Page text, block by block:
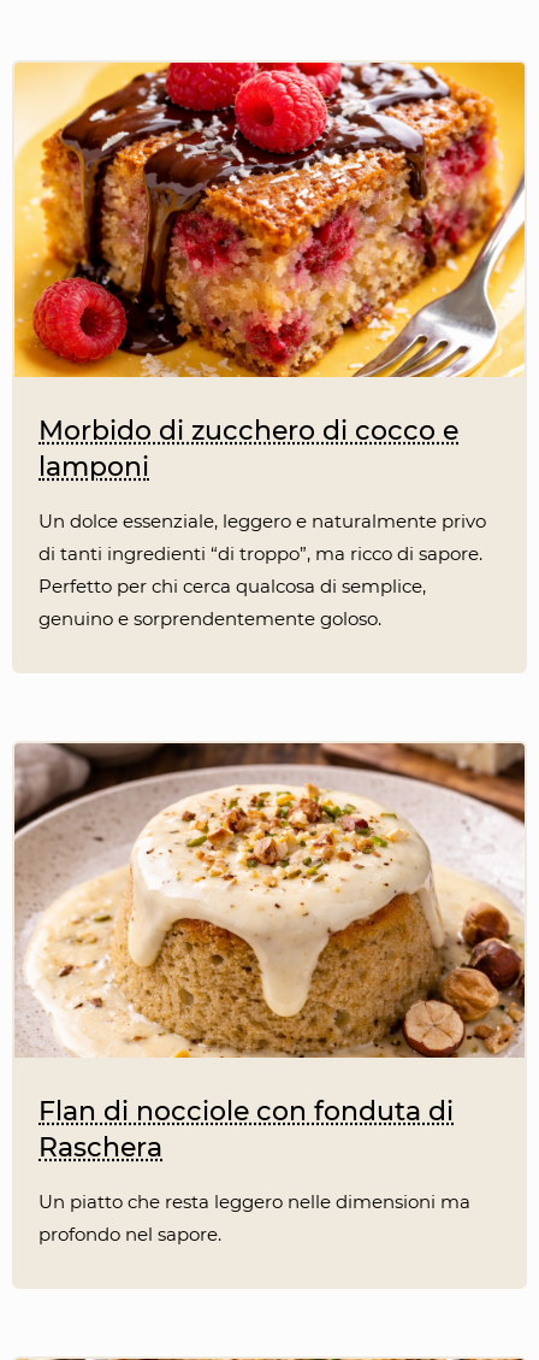
Morbido di zucchero di cocco e
lamponi
Un dolce essenziale, leggero e naturalmente privo
di tanti ingredienti “di troppo”, ma ricco di sapore.
Perfetto per chi cerca qualcosa di semplice,
genuino e sorprendentemente goloso.
Flan di nocciole con fonduta di
Raschera
Un piatto che resta leggero nelle dimensioni ma
profondo nel sapore.